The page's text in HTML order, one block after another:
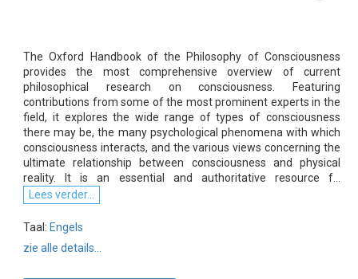
The Oxford Handbook of the Philosophy of Consciousness
provides the most comprehensive overview of current
philosophical research on consciousness. Featuring
contributions from some of the most prominent experts in the
field, it explores the wide range of types of consciousness
there may be, the many psychological phenomena with which
consciousness interacts, and the various views concerning the
ultimate relationship between consciousness and physical
reality. It is an essential and authoritative resource f...
Lees verder...
Taal: Engels
zie alle details...